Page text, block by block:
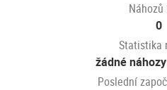
Náhozů
0
Statistika
žádné
Poslední